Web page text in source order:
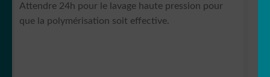
Attendre 24h pour le lavage haute pression pour
que la polymérisation soit effective.